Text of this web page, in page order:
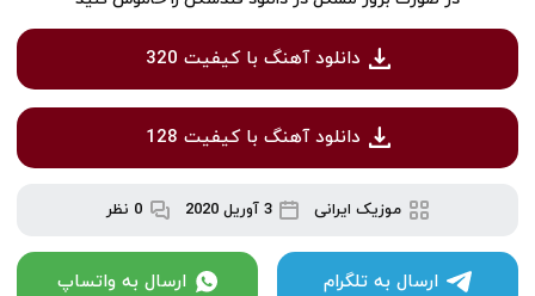
دانلود آهنگ با کیفیت 320
دانلود آهنگ با کیفیت 128
موزیک ایرانی 3 آوریل 2020 0 نظر
ارسال به تلگرام ارسال به واتساپ